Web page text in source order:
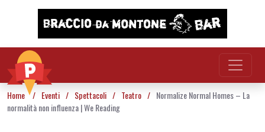
Vai al contenuto
Home / Eventi / Spettacoli / Teatro / Normalize Normal Homes – La
normalità non influenza | We Reading